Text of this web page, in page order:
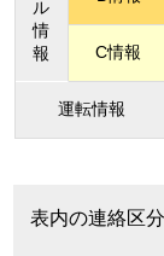
ル
情
報
C情報
運転情報
表内の連絡区